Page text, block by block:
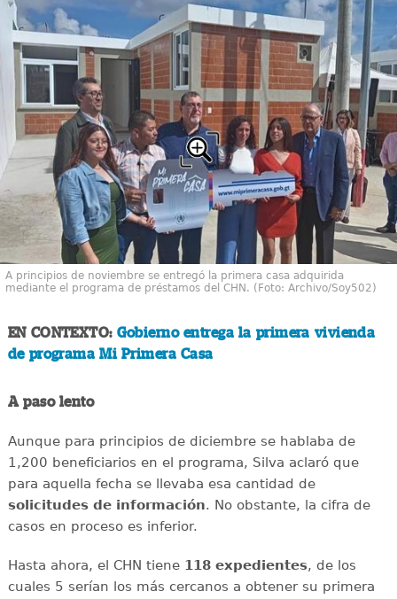
A principios de noviembre se entregó la primera casa adquirida
mediante el programa de préstamos del CHN. (Foto: Archivo/Soy502)
EN CONTEXTO: Gobierno entrega la primera vivienda
de programa Mi Primera Casa
A paso lento
Aunque para principios de diciembre se hablaba de
1,200 beneficiarios en el programa, Silva aclaró que
para aquella fecha se llevaba esa cantidad de
solicitudes de información. No obstante, la cifra de
casos en proceso es inferior.
Hasta ahora, el CHN tiene118 expedientes, de los
cuales 5 serían los más cercanos a obtener su primera